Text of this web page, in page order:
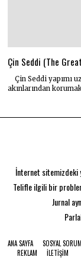
Çin Seddi (The
Çin Seddi yapımı
akınlarından
İnternet sitemizdeki
Telifle ilgili bir
Jurnal
ANA SAYFA SOSYAL
REKLAM
İLETIŞIM